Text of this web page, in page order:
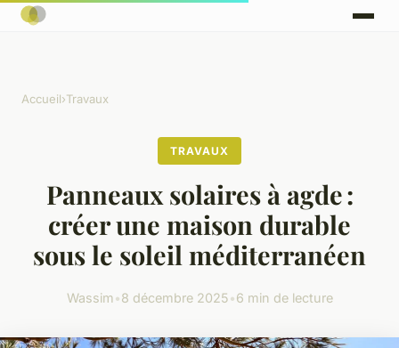
Accueil›Travaux
TRAVAUX
Panneaux solaires à agde :
créer une maison durable
sous le soleil méditerranéen
Wassim•8 décembre 2025•6 min de lecture